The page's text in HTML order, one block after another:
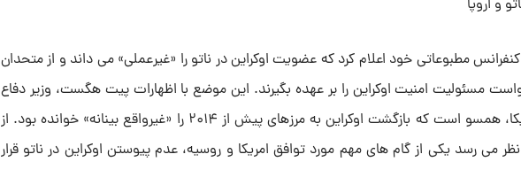
مطبوعاتی خود اعلام کرد که عضویت اوکراین در ناتو را «غیرعملی» می داند و از متحدان
مسئولیت امنیت اوکراین را بر عهده بگیرند. این موضع با اظهارات پیت هگست، وزیر دفاع
جدید آمریکا، همسو است که بازگشت اوکراین به مرزهای پیش از ۲۰۱۴ را «غیرواقع بینانه» خوانده بود. از
می رسد یکی از گام های مهم مورد توافق امریکا و روسیه، عدم پیوستن اوکراین در ناتو قرار